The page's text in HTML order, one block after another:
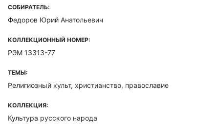
СОБИРАТЕЛЬ:
Федоров Юрий Анатольевич
КОЛЛЕКЦИОННЫЙ НОМЕР:
РЭМ 13313-77
ТЕМЫ:
Религиозный культ, христианство, православие
КОЛЛЕКЦИЯ:
Культура русского народа